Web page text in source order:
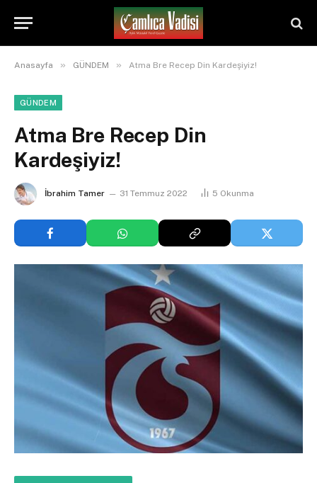
Anasayfa » GÜNDEM » Atma Bre Recep Din Kardeşiyiz!
GÜNDEM
Atma Bre Recep Din
Kardeşiyiz!
İbrahim Tamer 31 Temmuz 2022 5 Okunma